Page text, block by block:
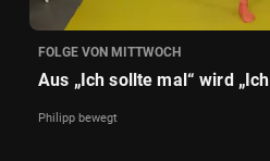
FOLGE VON MITTWOCH
Aus „Ich sollte mal“ wird
Philipp bewegt